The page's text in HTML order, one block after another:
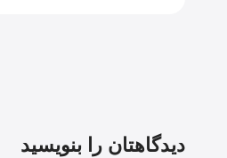
دیدگاهتان را بنویسید